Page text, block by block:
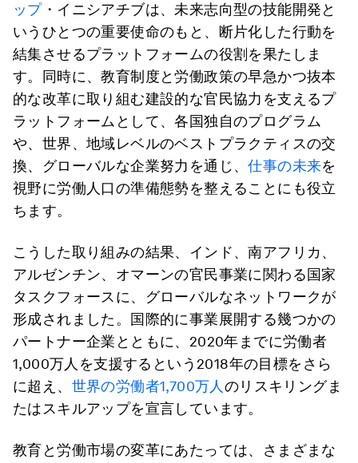
ップ・イニシアチブは、未来志向型の技能開発と
いうひとつの重要使命のもと、断片化した行動を
結集させるプラットフォームの役割を果たしま
す。同時に、教育制度と労働政策の早急かつ抜本
的な改革に取り組む建設的な官民協力を支えるプ
ラットフォームとして、各国独自のプログラム
や、世界、地域レベルのベストプラクティスの交
換、グローバルな企業努力を通じ、仕事の未来を
視野に労働人口の準備態勢を整えることにも役立
ちます。
こうした取り組みの結果、インド、南アフリカ、
アルゼンチン、オマーンの官民事業に関わる国家
タスクフォースに、グローバルなネットワークが
形成されました。国際的に事業展開する幾つかの
パートナー企業とともに、2020年までに労働者
1,000万人を支援するという2018年の目標をさら
に超え、 世界の労働者1,700万人のリスキリングま
たはスキルアップを宣言しています。
教育と労働市場の変革にあたっては、さまざまな